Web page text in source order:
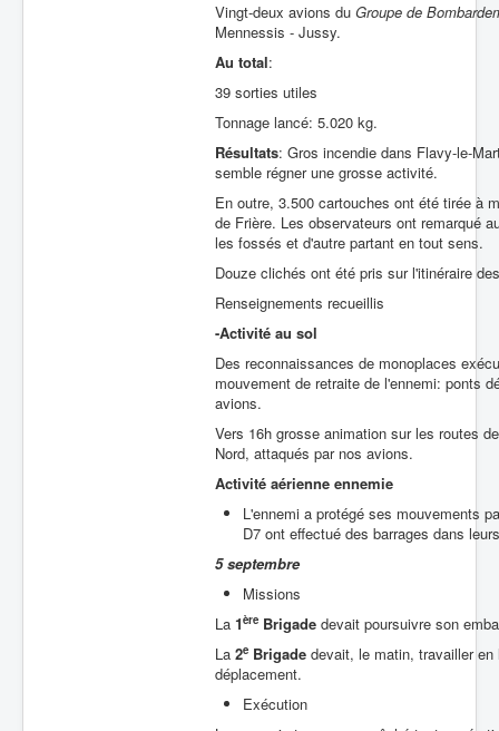
Vingt-deux avions du Groupe de
Mennessis - Jussy.
Au total:
39 sorties utiles
Tonnage lancé: 5.020 kg.
Résultats: Gros incendie dans Flavy-le-
semble régner une grosse activité.
En outre, 3.500 cartouches ont été tirée à
de Frière. Les observateurs ont remarqué
les fossés et d'autre partant en tout sens.
Douze clichés ont été pris sur l'itinéraire
Renseignements recueillis
-Activité au sol
Des reconnaissances de monoplaces
mouvement de retraite de l'ennemi: ponts
avions.
Vers 16h grosse animation sur les routes
Nord, attaqués par nos avions.
Activité aérienne ennemie
L'ennemi a protégé ses mouvements
D7 ont effectué des barrages dans
5 septembre
Missions
La 1ère Brigade devait poursuivre son
La 2e Brigade devait, le matin, travailler
déplacement.
Exécution